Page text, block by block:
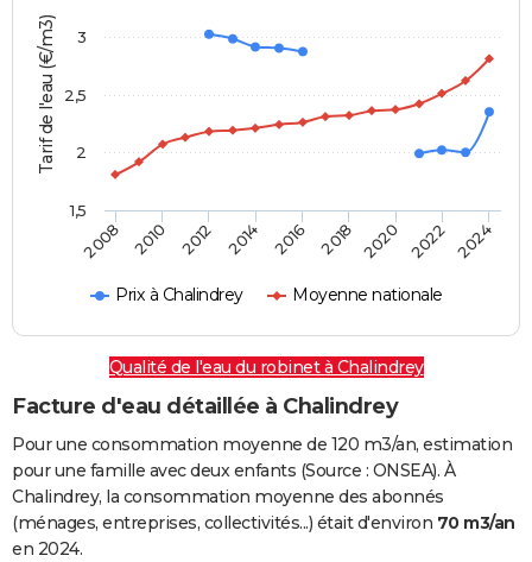
Tarif de l'eau (€/m3)
Prix à Chalindrey Moyenne nationale
2008 2010 2012 2014 2016 2018 2020 2022 2024
1,5
2
2,5
3
Qualité de l'eau du robinet à Chalindrey
Facture d'eau détaillée à Chalindrey
Pour une consommation moyenne de 120 m3/an, estimation
pour une famille avec deux enfants (Source : ONSEA). À
Chalindrey, la consommation moyenne des abonnés
(ménages, entreprises, collectivités...) était d'environ 70 m3/an
en 2024.